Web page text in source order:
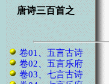
唐诗三百首之
卷01、五言古诗
卷02、五言乐府
卷03、七言古诗